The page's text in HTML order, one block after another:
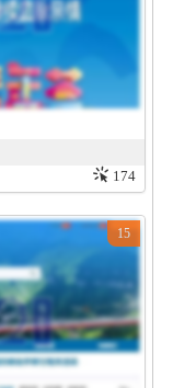
174
15